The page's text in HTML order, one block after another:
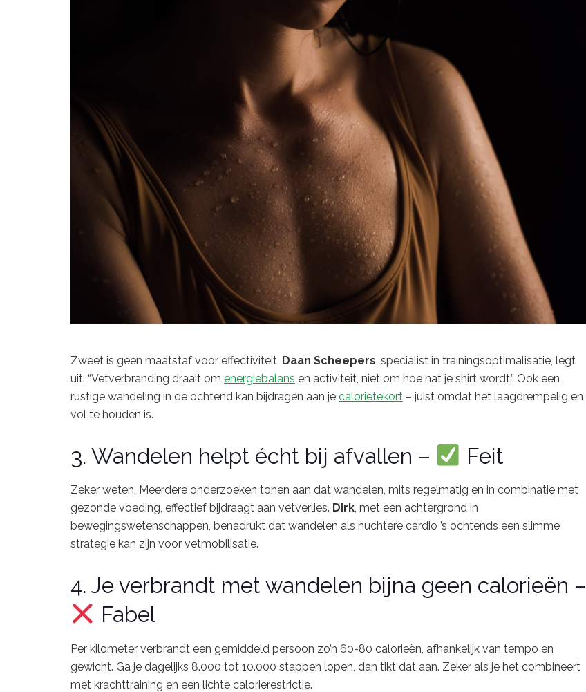
Zweet is geen maatstaf voor effectiviteit. Daan Scheepers specialist in trainingsoptimalisatie, legt
uit: “Vetverbranding draait om energiebalans en activiteit, niet om hoe nat je shirt wordt.” Ook een
rustige wandeling in de ochtend kan bijdragen aan je calorietekort – juist omdat het laagdrempelig en
vol te houden is.
3. Wandelen helpt écht bij afvallen – Feit
Zeker weten. Meerdere onderzoeken tonen aan dat wandelen, mits regelmatig en in combinatie met
gezonde voeding, effectief bijdraagt aan vetverlies. Dirk, met een achtergrond in
bewegingswetenschappen, benadrukt dat wandelen als nuchtere cardio ’s ochtends een slimme
strategie kan zijn voor vetmobilisatie.
4. Jeverbrandt met wandelen bijna geen calorieën –
Fabel
Per kilometer verbrandt een gemiddeld persoon zo’n 60-80 calorieën, afhankelijk van tempo en
gewicht. Ga je dagelijks 8.000 tot 10.000 stappen lopen, dan tikt dat aan. Zeker als je het combineert
met krachttraining en een lichte calorierestrictie.